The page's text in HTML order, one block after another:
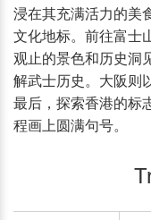
浸在其充满活力的美
文化地标。前往富士
观止的景色和历史洞
解武士历史。大阪则
最后，探索香港的标
程画上圆满句号。